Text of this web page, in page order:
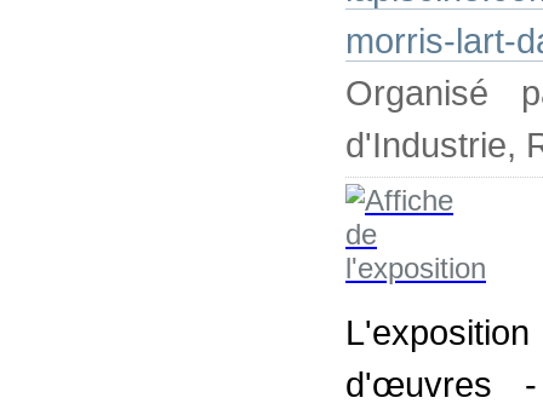
morris-lart-
Organisé
d'Industrie,
d'œuvres -